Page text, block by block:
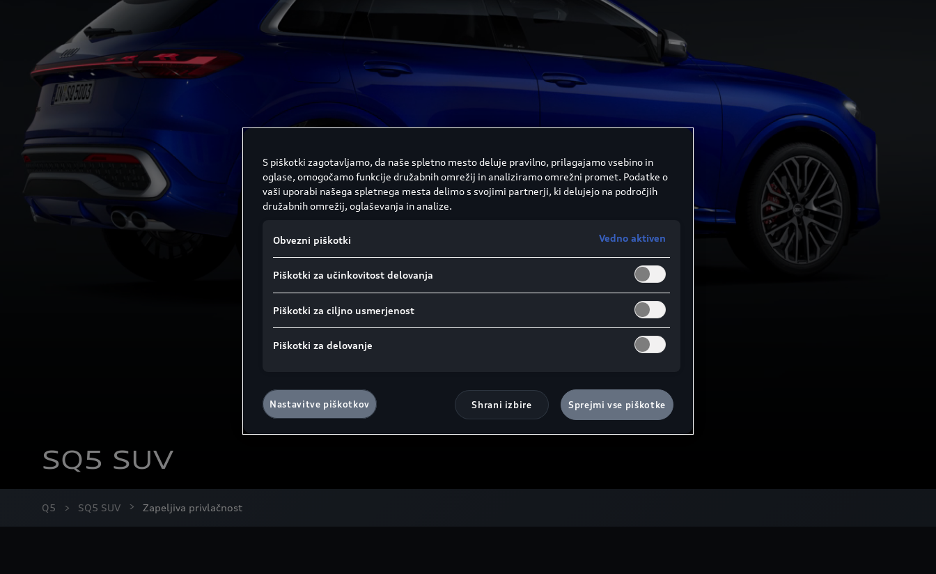
SQ5 SUV
Q5 SQ5 SUV Zapeljiva privlačnost
S piškotki zagotavljamo, da naše spletno mesto deluje pravilno, prilagajamo vsebino in
oglase, omogočamo funkcije družabnih omrežij in analiziramo omrežni promet. Podatke o
vaši uporabi našega spletnega mesta delimo s svojimi partnerji, ki delujejo na področjih
družabnih omrežij, oglaševanja in analize.
Obvezni piškotki Vedno aktiven
Piškotki za učinkovitost delovanja
Piškotki za ciljno usmerjenost
Piškotki za delovanje
Nastavitve piškotkov Shrani izbire Sprejmi vse piškotke